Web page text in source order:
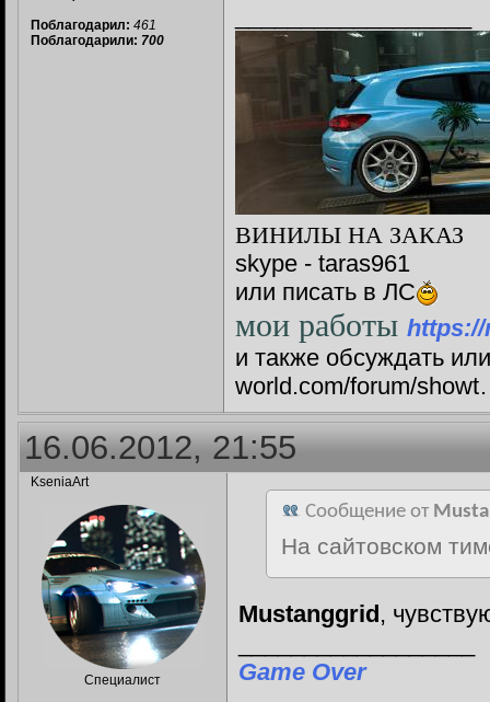
Поблагодарил: 461
Поблагодарили: 700
ВИНИЛЫ НА ЗАКАЗ
skype - taras961
или писать в ЛС
мои работы
и также обсуждать
world.com/forum/
16.06.2012, 21:55
KseniaArt
Специалист
Сообщение от
На сайтовском
Mustanggrid,
Game Over